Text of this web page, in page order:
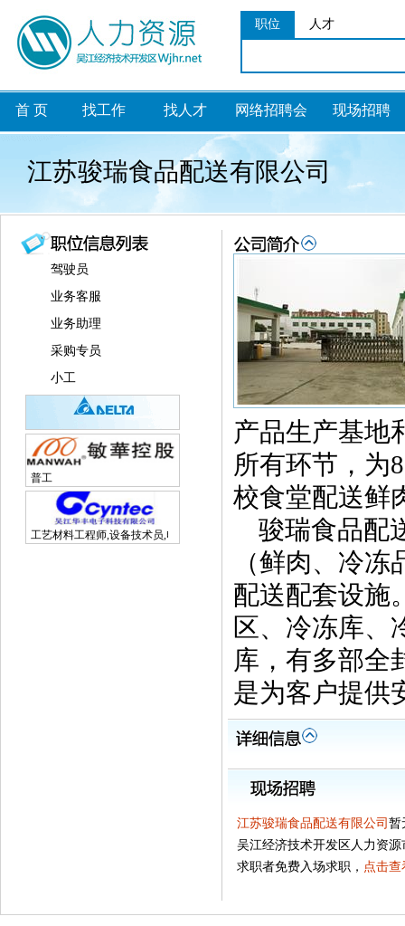
职位 人才
首 页 找工作 找人才 网络招聘会 现场招聘
江苏骏瑞食品配送有限公司
驾驶员
业务客服
业务助理
采购专员
小工
普工
工艺材料工程师,设备技术员,电子研发工程师
产品生产基地
所有环节，为
校食堂配送鲜
骏瑞食品配
（鲜肉、冷
配送配套设施
区、冷冻库、
库，有多部全
是为客户提供
江苏骏瑞食品配送有限公司 暂
吴江经济技术开发区人力资
求职者免费入场求职， 点击查